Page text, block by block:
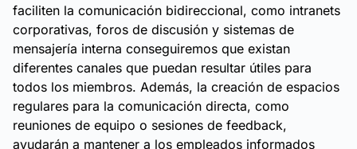
faciliten la comunicación bidireccional, como intranets
corporativas, foros de discusión y sistemas de
mensajería interna conseguiremos que existan
diferentes canales que puedan resultar útiles para
todos los miembros. Además, la creación de espacios
regulares para la comunicación directa, como
reuniones de equipo o sesiones de feedback,
ayudarán a mantener a los empleados informados